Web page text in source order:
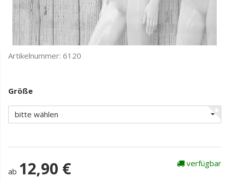
Artikelnummer: 6120
Größe
bitte wählen
ab 12,90 € verfügbar